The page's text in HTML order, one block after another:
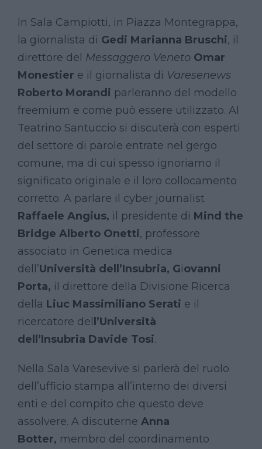
In Sala Campiotti, in Piazza Montegrappa,
la giornalista di Gedi Marianna Bruschi, il
direttore del Messaggero Veneto Omar
Monestier e il giornalista di Varesenews
Roberto Morandi parleranno del modello
freemium e come può essere utilizzato. Al
Teatrino Santuccio si discuterà con esperti
del settore di parole entrate nel gergo
comune, ma di cui spesso ignoriamo il
significato originale e il loro collocamento
corretto. A parlare il cyber journalist
Raffaele Angius, il presidente di Mind the
Bridge Alberto Onetti, professore
associato in Genetica medica
dell’Università dell’Insubria, Giovanni
Porta, il direttore della Divisione Ricerca
della Liuc Massimiliano Serati e il
ricercatore del l’Università
dell’Insubria Davide Tosi.
Nella Sala Varesevive si parlerà del ruolo
dell’ufficio stampa all’interno dei diversi
enti e del compito che questo deve
assolvere. A discuterne Anna
Botter, membro del coordinamento